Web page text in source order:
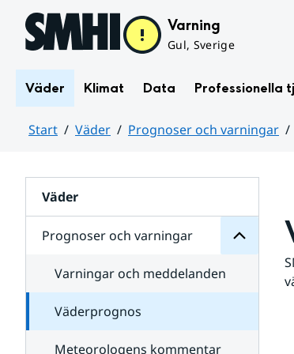
Hoppa till sidans innehåll Varning
Gul, Sverige
Väder Klimat Data Professionella
Start Väder Prognoser och varningar
Väder
Prognoser och varningar
för
varningar
Varningar och meddelanden
Väderprognos
Meteorologens kommentar